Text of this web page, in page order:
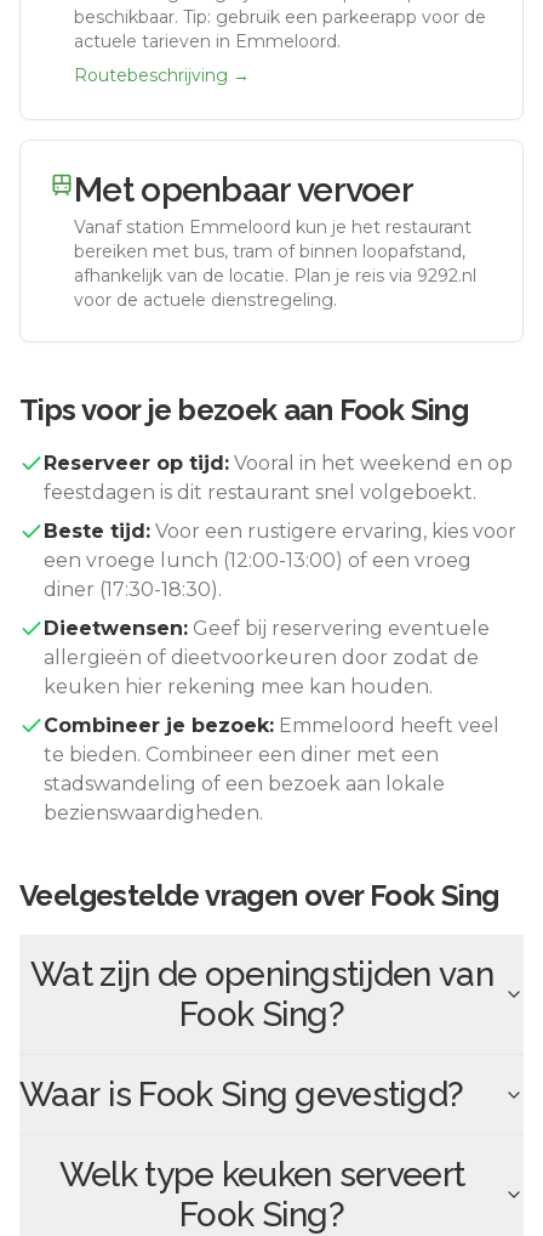
beschikbaar. Tip: gebruik een parkeerapp voor de
actuele tarieven in Emmeloord.
Routebeschrijving →
Met openbaar vervoer
Vanaf station Emmeloord kun je het restaurant
bereiken met bus, tram of binnen loopafstand,
afhankelijk van de locatie. Plan je reis via 9292.nl
voor de actuele dienstregeling.
Tips voor je bezoek aan Fook Sing
Reserveer op tijd: Vooral in het weekend en op
feestdagen is dit restaurant snel volgeboekt.
Beste tijd: Voor een rustigere ervaring, kies voor
een vroege lunch (12:00-13:00) of een vroeg
diner (17:30-18:30).
Dieetwensen: Geef bij reservering eventuele
allergieën of dieetvoorkeuren door zodat de
keuken hier rekening mee kan houden.
Combineer je bezoek: Emmeloord heeft veel
te bieden. Combineer een diner met een
stadswandeling of een bezoek aan lokale
bezienswaardigheden.
Veelgestelde vragen over Fook Sing
Wat zijn de openingstijden van
Fook Sing?
Waar is Fook Sing gevestigd?
Welk type keuken serveert
Fook Sing?